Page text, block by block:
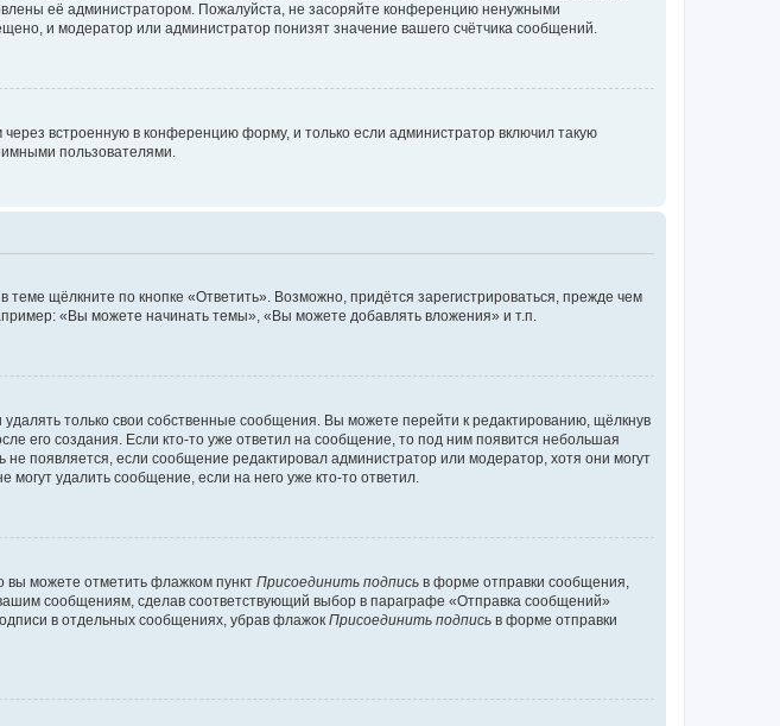
её администратором. Пожалуйста, не засоряйте конференцию ненужными
и модератор или администратор понизят значение вашего счётчика сообщений.
встроенную в конференцию форму, и только если администратор включил такую
пользователями.
щёлкните по кнопке «Ответить». Возможно, придётся зарегистрироваться, прежде чем
«Вы можете начинать темы», «Вы можете добавлять вложения» и т.п.
только свои собственные сообщения. Вы можете перейти к редактированию, щёлкнув
его создания. Если кто-то уже ответил на сообщение, то под ним появится небольшая
появляется, если сообщение редактировал администратор или модератор, хотя они могут
удалить сообщение, если на него уже кто-то ответил.
вы можете отметить флажком пункт Присоединить подпись в форме отправки сообщения,
сообщениям, сделав соответствующий выбор в параграфе «Отправка сообщений»
в отдельных сообщениях, убрав флажок Присоединить подпись в форме отправки